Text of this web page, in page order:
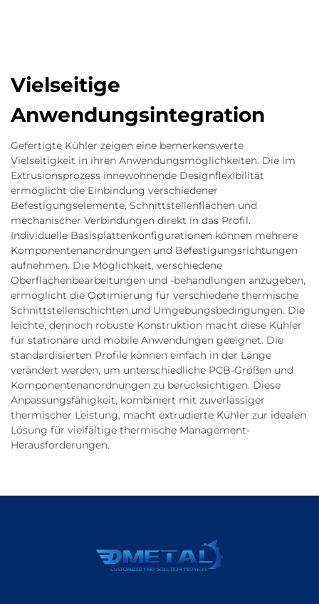
Vielseitige
Anwendungsintegration
Gefertigte Kühler zeigen eine bemerkenswerte
Vielseitigkeit in ihren Anwendungsmöglichkeiten. Die im
Extrusionsprozess innewohnende Designflexibilität
ermöglicht die Einbindung verschiedener
Befestigungselemente, Schnittstellenflächen und
mechanischer Verbindungen direkt in das Profil.
Individuelle Basisplattenkonfigurationen können mehrere
Komponentenanordnungen und Befestigungsrichtungen
aufnehmen. Die Möglichkeit, verschiedene
Oberflächenbearbeitungen und -behandlungen anzugeben,
ermöglicht die Optimierung für verschiedene thermische
Schnittstellenschichten und Umgebungsbedingungen. Die
leichte, dennoch robuste Konstruktion macht diese Kühler
für stationäre und mobile Anwendungen geeignet. Die
standardisierten Profile können einfach in der Länge
verändert werden, um unterschiedliche PCB-Größen und
Komponentenanordnungen zu berücksichtigen. Diese
Anpassungsfähigkeit, kombiniert mit zuverlässiger
thermischer Leistung, macht extrudierte Kühler zur idealen
Lösung für vielfältige thermische Management-
Herausforderungen.